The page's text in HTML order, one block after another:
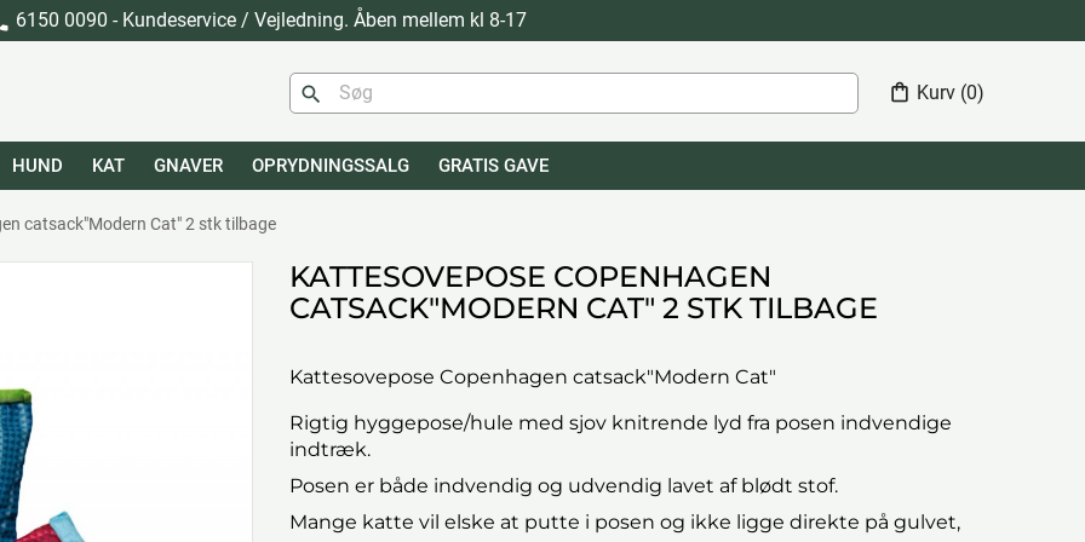
6150 0090 - Kundeservice / Vejledning. Åben mellem kl 8-17
search shopping_bag Kurv (0)
HUND KAT GNAVER OPRYDNINGSSALG GRATIS GAVE
catsack"Modern Cat" 2 stk tilbage
KATTESOVEPOSE COPENHAGEN
CATSACK"MODERN CAT" 2 STK TILBAGE
Kattesovepose Copenhagen catsack"Modern Cat"
Rigtig hyggepose/hule med sjov knitrende lyd fra posen indvendige
indtræk.
Posen er både indvendig og udvendig lavet af blødt stof.
Mange katte vil elske at putte i posen og ikke ligge direkte på gulvet,